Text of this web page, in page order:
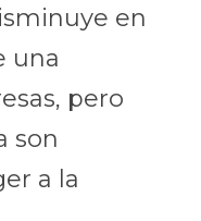
en
una
pero
son
a la